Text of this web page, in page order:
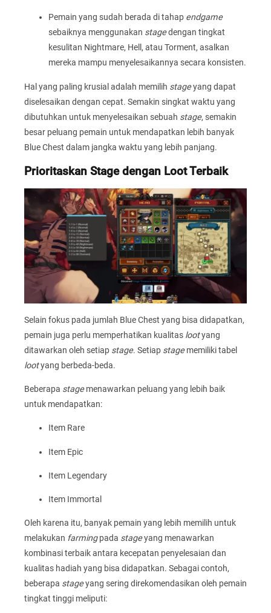
Pemain yang sudah berada di tahap endgame
sebaiknya menggunakan stagedengan tingkat
kesulitan Nightmare, Hell, atau Torment, asalkan
mereka mampu menyelesaikannya secara konsisten.
Hal yang paling krusial adalah memilih stageyang dapat
diselesaikan dengan cepat. Semakin singkat waktu yang
dibutuhkan untuk menyelesaikan sebuah stage, semakin
besar peluang pemain untuk mendapatkan lebih banyak
Blue Chest dalam jangka waktu yang lebih panjang.
Prioritaskan Stage dengan Loot Terbaik
Selain fokus pada jumlah Blue Chest yang bisa didapatkan,
pemain juga perlu memperhatikan kualitas lootyang
ditawarkan oleh setiap stage. Setiap stagememiliki tabel
lootyang berbeda-beda.
Beberapa stagemenawarkan peluang yang lebih baik
untuk mendapatkan:
Item Rare
Item Epic
Item Legendary
Item Immortal
Oleh karena itu, banyak pemain yang lebih memilih untuk
melakukan farmingpada stageyang menawarkan
kombinasi terbaik antara kecepatan penyelesaian dan
kualitas hadiah yang bisa didapatkan. Sebagai contoh,
beberapa stageyang sering direkomendasikan oleh pemain
tingkat tinggi meliputi: